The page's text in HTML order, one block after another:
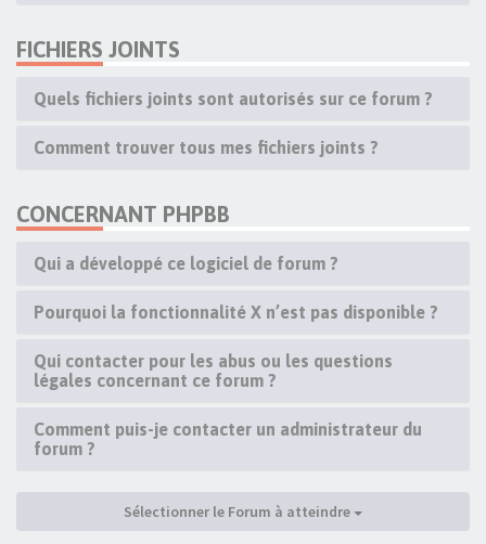
FICHIERS JOINTS
Quels fichiers joints sont autorisés sur ce forum ?
Comment trouver tous mes fichiers joints ?
CONCERNANT PHPBB
Qui a développé ce logiciel de forum ?
Pourquoi la fonctionnalité X n’est pas disponible ?
Qui contacter pour les abus ou les questions
légales concernant ce forum ?
Comment puis-je contacter un administrateur du
forum ?
Sélectionner le Forum à atteindre